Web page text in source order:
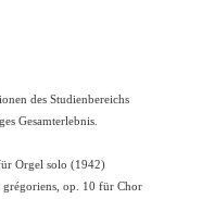
des Studienbereichs
Gesamterlebnis.
Orgel solo (1942)
grégoriens, op. 10 für Chor